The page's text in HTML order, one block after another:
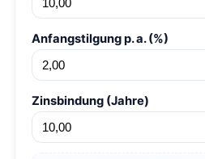
Anfangstilgung p. a. (%)
Zinsbindung (Jahre)